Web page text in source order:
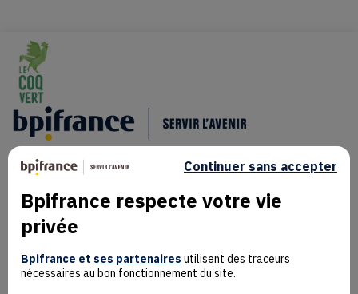
Mentions Légales
Données personnelles
Bpifrance respecte votre vie
privée
Bpifrance et ses partenaires utilisent des traceurs
nécessaires au bon fonctionnement du site.
Continuer sans accepter